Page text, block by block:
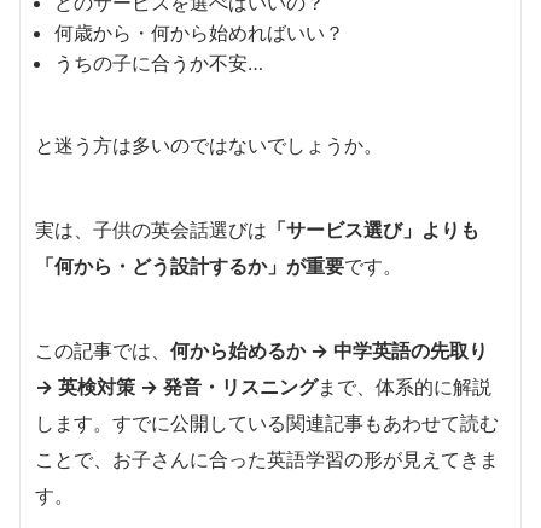
何歳から・何から始めればいい？
うちの子に合うか不安…
と迷う方は多いのではないでしょうか。
実は、子供の英会話選びは 「サービス選び」よりも
「何から・どう設計するか」が重要です。
この記事では、 何から始めるか → 中学英語の先取り
→ 英検対策 → 発音・リスニングまで、体系的に解説
します。すでに公開している関連記事もあわせて読む
ことで、お子さんに合った英語学習の形が見えてきま
す。